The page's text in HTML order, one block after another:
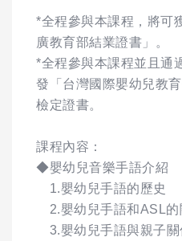
*全程參與本課程，將可
廣教育部結業證書」。
*全程參與本課程並且通
發「台灣國際嬰幼兒教
檢定證書。
課程內容：
◆嬰幼兒音樂手語介紹
1.嬰幼兒手語的歷史
2.嬰幼兒手語和ASL的
3.嬰幼兒手語與親子關